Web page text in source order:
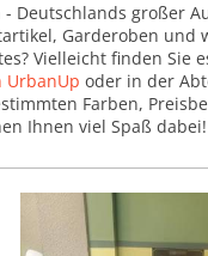
Deutschlands großer
Garderoben
Vielleicht finden
UrbanUp oder in der
Farben,
Ihnen viel Spaß dabei!